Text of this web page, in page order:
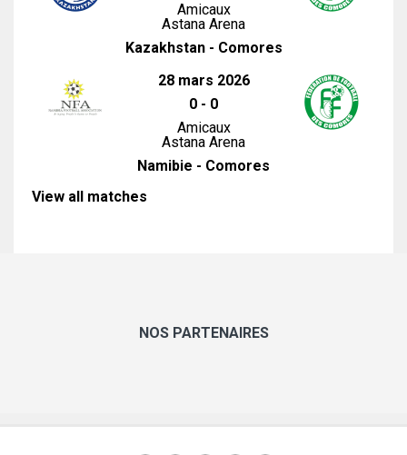
Amicaux
Astana Arena
Kazakhstan - Comores
28 mars 2026
0 - 0
Amicaux
Astana Arena
Namibie - Comores
View all matches
NOS PARTENAIRES